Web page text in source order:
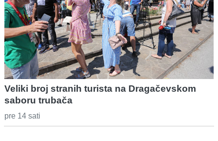
Veliki broj stranih turista na Dragačevskom
saboru trubača
pre 14 sati